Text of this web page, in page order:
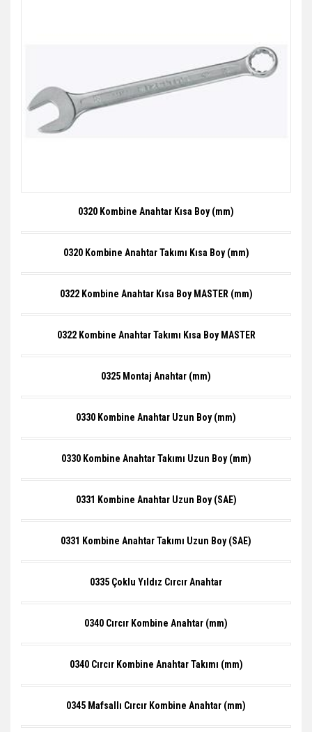
0320 Kombine Anahtar Kısa Boy (mm)
0320 Kombine Anahtar Takımı Kısa Boy (mm)
0322 Kombine Anahtar Kısa Boy MASTER (mm)
0322 Kombine Anahtar Takımı Kısa Boy MASTER
0325 Montaj Anahtar (mm)
0330 Kombine Anahtar Uzun Boy (mm)
0330 Kombine Anahtar Takımı Uzun Boy (mm)
0331 Kombine Anahtar Uzun Boy (SAE)
0331 Kombine Anahtar Takımı Uzun Boy (SAE)
0335 Çoklu Yıldız Cırcır Anahtar
0340 Cırcır Kombine Anahtar (mm)
0340 Cırcır Kombine Anahtar Takımı (mm)
0345 Mafsallı Cırcır Kombine Anahtar (mm)